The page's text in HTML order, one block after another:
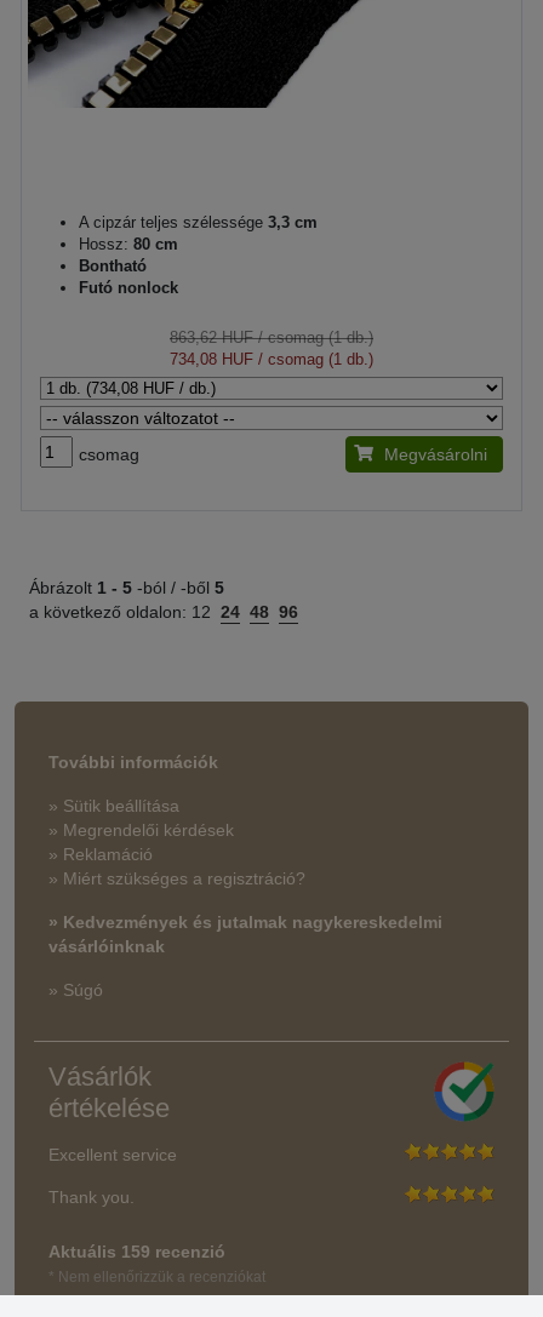
A cipzár teljes szélessége 3,3 cm
Hossz: 80 cm
Bontható
Futó nonlock
863,62 HUF/ csomag (1 db.)
734,08 HUF / csomag (1 db.)
csomag Megvásárolni
Ábrázolt 1 - 5 -ból / -ből 5
a következő oldalon: 12 24 48 96
További információk
» Sütik beállítása
» Megrendelői kérdések
» Reklamáció
» Miért szükséges a regisztráció?
» Kedvezmények és jutalmak nagykereskedelmi
vásárlóinknak
» Súgó
Vásárlók
értékelése
Excellent service
Thank you.
Aktuális 159 recenzió
* Nem ellenőrizzük a recenziókat